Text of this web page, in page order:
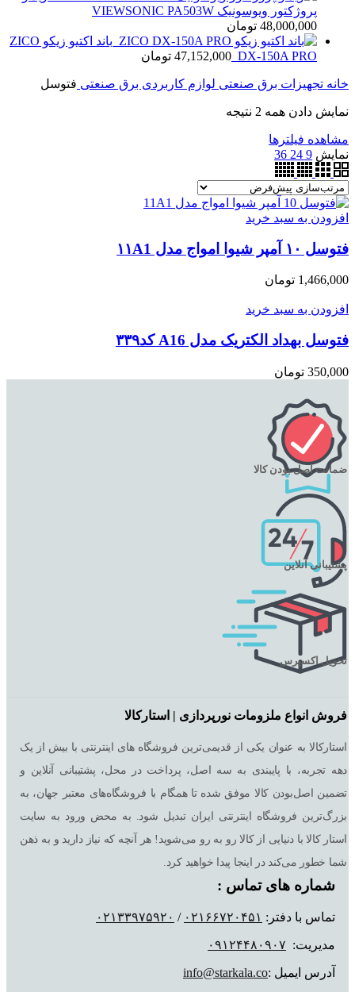
پروژکتور ویوسونیک VIEWSONIC PA503W
48,000,000 تومان
باند اکتیو زیکو ZICO
DX-150A PRO
47,152,000 تومان
خانه تجهیزات برق صنعتی لوازم كاربردى برق صنعتى فتوسل
نمایش دادن همه 2 نتیجه
مشاهده فیلترها
نمایش 9
24
36
افزودن به سبد خرید
فتوسل ۱۰ آمپر شیوا امواج مدل ۱۱A1
1,466,000 تومان
افزودن به سبد خرید
فتوسل بهداد الکتریک مدل A16 کد۳۳۹
350,000 تومان
ضمانت اصل بودن کالا
پشتیبانی آنلاین
تحویل اکسپرس
فروش انواع ملزومات نورپردازی | استارکالا
استارکالا به عنوان یکی از قدیمی‌ترین فروشگاه های اینترنتی با بیش از یک
دهه تجربه، با پایبندی به سه اصل، پرداخت در محل، پشتیبانی آنلاین و
تضمین اصل‌بودن کالا موفق شده تا همگام با فروشگاه‌های معتبر جهان، به
بزرگ‌ترین فروشگاه اینترنتی ایران تبدیل شود. به محض ورود به سایت
استار کالا با دنیایی از کالا رو به رو می‌شوید! هر آنچه که نیاز دارید و به ذهن
شما خطور می‌کند در اینجا پیدا خواهید کرد.
شماره های تماس :
تماس با دفتر: ٠٢١۶۶٧٢٠۴۵١ / ٠٢١٣٣٩٧۵٩٢٠
مدیریت: ٠٩١٢۴۴٨٠٩٠٧
آدرس ایمیل :info@starkala.co